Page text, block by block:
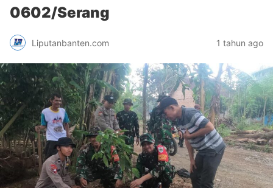
0602/Serang
Liputanbanten.com 1 tahun ago